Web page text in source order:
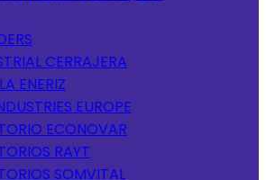
CERRAJERA
ENERIZ
EUROPE
ECONOVAR
RAYT
SOMVITAL